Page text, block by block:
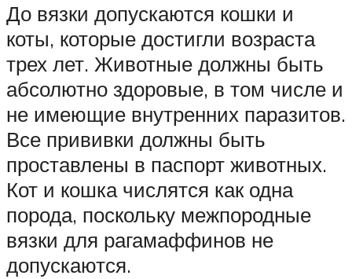
До вязки допускаются кошки и
коты, которые достигли возраста
трех лет. Животные должны быть
абсолютно здоровые, в том числе и
не имеющие внутренних паразитов.
Все прививки должны быть
проставлены в паспорт животных.
Кот и кошка числятся как одна
порода, поскольку межпородные
вязки для рагамаффинов не
допускаются.